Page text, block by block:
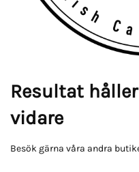
Resultat
vidare
Besök gärna våra andra